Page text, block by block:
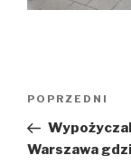
Nawigacja
Poprzedni
wpis
POPRZEDNI
Warszawa